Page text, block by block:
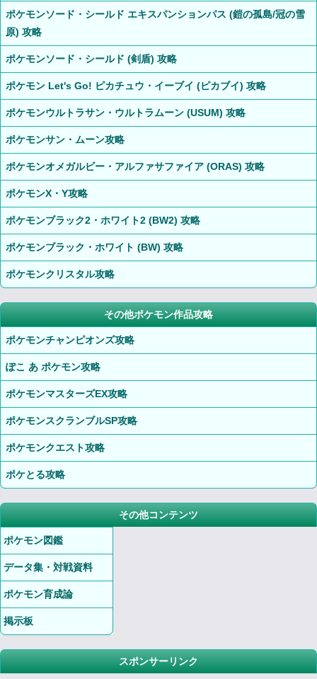
ポケモンソード・シールド エキスパンションパス (鎧の孤島/冠の雪
原) 攻略
ポケモンソード・シールド (剣盾) 攻略
ポケモン Let's Go! ピカチュウ・イーブイ (ピカブイ) 攻略
ポケモンウルトラサン・ウルトラムーン (USUM) 攻略
ポケモンサン・ムーン攻略
ポケモンオメガルビー・アルファサファイア (ORAS) 攻略
ポケモンX・Y攻略
ポケモンブラック2・ホワイト2 (BW2) 攻略
ポケモンブラック・ホワイト (BW) 攻略
ポケモンクリスタル攻略
その他ポケモン作品攻略
ポケモンチャンピオンズ攻略
ぽこ あ ポケモン攻略
ポケモンマスターズEX攻略
ポケモンスクランブルSP攻略
ポケモンクエスト攻略
ポケとる攻略
その他コンテンツ
ポケモン図鑑
データ集・対戦資料
ポケモン育成論
掲示板
スポンサーリンク